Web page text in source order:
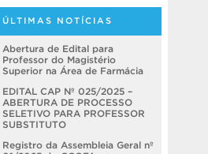
ÚLTIMAS NOTÍCIAS
Abertura de Edital para
Professor do Magistério
Superior na Área de Farmácia
EDITAL CAP Nº 025/2025 –
ABERTURA DE PROCESSO
SELETIVO PARA PROFESSOR
SUBSTITUTO
Registro da Assembleia Geral nº